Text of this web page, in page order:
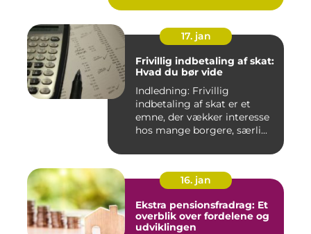
17. jan
Frivillig indbetaling af skat:
Hvad du bør vide
Indledning: Frivillig
indbetaling af skat er et
emne, der vækker interesse
hos mange borgere, særli...
16. jan
Ekstra pensionsfradrag: Et
overblik over fordelene og
udviklingen